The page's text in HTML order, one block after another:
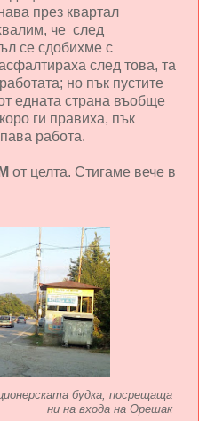
през квартал
че след
се сдобихме с
след това, та
но пък пустите
едната страна въобще
ги правиха, пък
работа.
от целта. Стигаме вече в
будка, посрещаща
ни на входа на Орешак